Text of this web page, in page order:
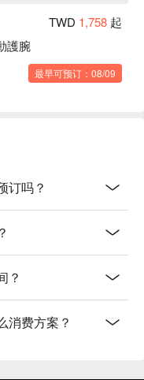
TWD 1,758 起
護腕
最早可预订：08/09
订吗？
？
消费方案？